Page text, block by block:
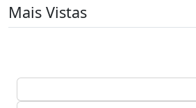
Mais Vistas